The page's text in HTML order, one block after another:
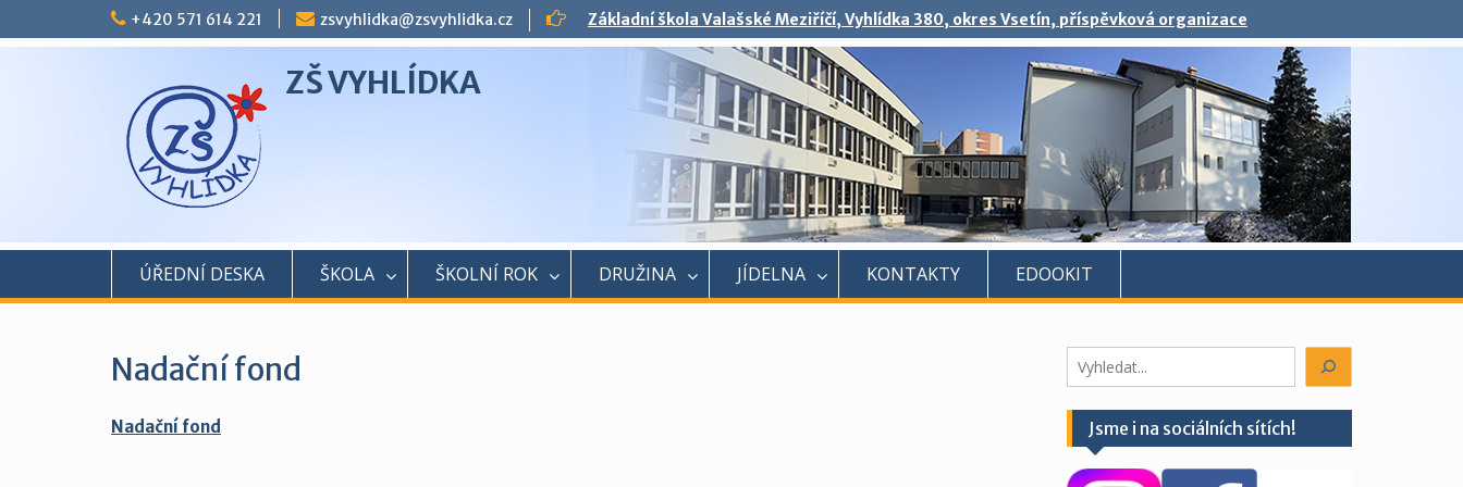
to
+420 571 614 221 zsvyhlidka@zsvyhlidka.cz Základní škola Valašské Meziříčí, Vyhlídka 380, okres Vsetín, příspěvková organizace
ZŠ VYHLÍDKA
ÚŘEDNÍ DESKA ŠKOLA ŠKOLNÍ ROK DRUŽINA JÍDELNA KONTAKTY EDOOKIT
Nadační fond
Nadační fond
Hledáte
něco?
Jsme i na sociálních sítích!